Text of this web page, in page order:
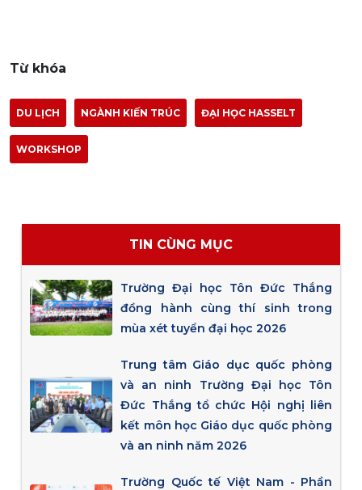
Từ khóa
DU LỊCH NGÀNH KIẾN TRÚC ĐẠI HỌC HASSELT
WORKSHOP
TIN CÙNG MỤC
Trường Đại học Tôn Đức Thắng
đồng hành cùng thí sinh trong
mùa xét tuyển đại học 2026
Trung tâm Giáo dục quốc phòng
và an ninh Trường Đại học Tôn
Đức Thắng tổ chức Hội nghị liên
kết môn học Giáo dục quốc phòng
và an ninh năm 2026
Trường Quốc tế Việt Nam - Phần